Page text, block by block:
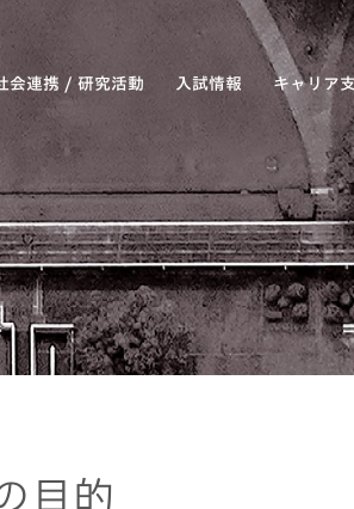
会連携 / 研究活動 入試情報 キャリア
目的